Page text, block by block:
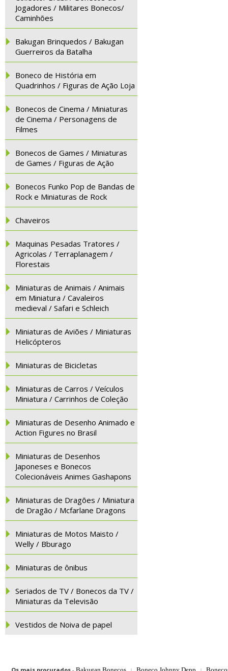
Jogadores / Militares Bonecos/
Caminhões
Bakugan Brinquedos / Bakugan
Guerreiros da Batalha
Boneco de História em
Quadrinhos / Figuras de Ação Loja
Bonecos de Cinema / Miniaturas
de Cinema / Personagens de
Filmes
Bonecos de Games / Miniaturas
de Games / Figuras de Ação
Bonecos Funko Pop de Bandas de
Rock e Miniaturas de Rock
Chaveiros
Maquinas Pesadas Tratores /
Agricolas / Terraplanagem /
Florestais
Miniaturas de Animais / Animais
em Miniatura / Cavaleiros
medieval / Safari e Schleich
Miniaturas de Aviões / Miniaturas
Helicópteros
Miniaturas de Bicicletas
Miniaturas de Carros / Veículos
Miniatura / Carrinhos de Coleção
Miniaturas de Desenho Animado e
Action Figures no Brasil
Miniaturas de Desenhos
Japoneses e Bonecos
Colecionáveis Animes Gashapons
Miniaturas de Dragões / Miniatura
de Dragão / Mcfarlane Dragons
Miniaturas de Motos Maisto /
Welly / Bburago
Miniaturas de ônibus
Seriados de TV / Bonecos da TV /
Miniaturas da Televisão
Vestidos de Noiva de papel